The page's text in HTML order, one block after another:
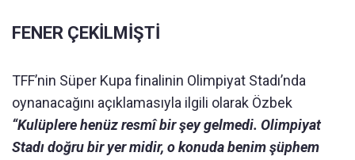
FENER ÇEKİLMİŞTİ
TFF’nin Süper Kupa finalinin Olimpiyat Stadı’nda
oynanacağını açıklamasıyla ilgili olarak Özbek
“Kulüplere henüz resmî bir şey gelmedi. Olimpiyat
Stadı doğru bir yer midir, o konuda benim şüphem